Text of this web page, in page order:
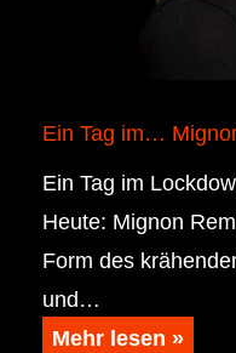
Ein Tag im…
Ein Tag im
Heute: Mignon
Form des
und…
Mehr lesen »